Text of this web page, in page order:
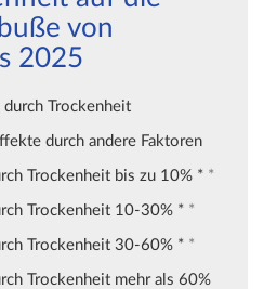
von
2025
Trockenheit
durch andere Faktoren
Trockenheit bis zu 10% * *
Trockenheit 10-30% * *
Trockenheit 30-60% * *
Trockenheit mehr als 60%